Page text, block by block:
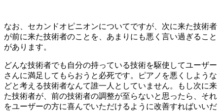
なお、セカンドオピニオンについてですが、次に来た技術者
が前に来た技術者のことを、あまりにも悪く言い過ぎること
があります。
どんな技術者でも自分の持っている技術を駆使してユーザー
さんに満足してもらおうと必死です。ピアノを悪くしような
どと考える技術者なんて誰一人としていません。もし次に来
た技術者が、前の技術者の調整が至らないと思ったら、それ
をユーザーの方に喜んでいただけるように改善すればいいだ